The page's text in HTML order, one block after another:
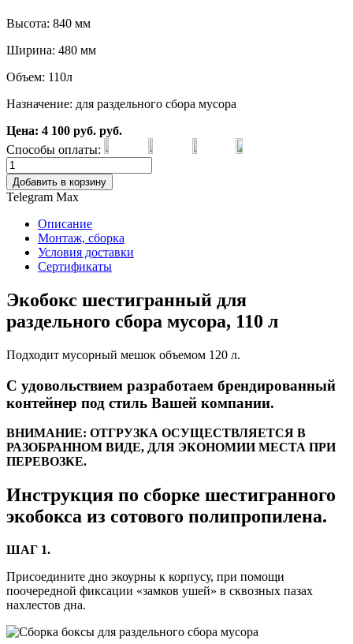
Высота: 840 мм
Ширина: 480 мм
Объем: 110л
Назначение: для раздельного сбора мусора
Цена: 4 100 руб. руб.
Способы оплаты:
Добавить в корзину
Telegram Max
Описание
Монтаж, сборка
Условия доставки
Сертификаты
Экобокс шестигранный для
раздельного сбора мусора, 110 л
Подходит мусорный мешок объемом 120 л.
С удовольствием разработаем брендированный
контейнер под стиль Вашей компании.
ВНИМАНИЕ: ОТГРУЗКА ОСУЩЕСТВЛЯЕТСЯ В
РАЗОБРАННОМ ВИДЕ, ДЛЯ ЭКОНОМИИ МЕСТА ПРИ
ПЕРЕВОЗКЕ.
Инструкция по сборке шестигранного
экобокса из сотового полипропилена.
ШАГ 1.
Присоедините дно экоурны к корпусу, при помощи
поочередной фиксации «замков ушей» в сквозных пазах
нахлестов дна.